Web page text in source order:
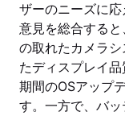
ザーのニーズに
意見を総合する
の取れたカメラ
たディスプレイ
期間のOSアップ
す。一方で、バ